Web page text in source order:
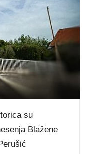
su
Blažene